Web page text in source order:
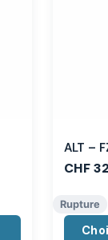
ALT –
CHF
Rupture